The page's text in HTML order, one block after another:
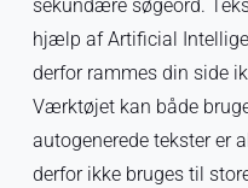
sekundære søgeord.
hjælp af Artificial
derfor rammes din side
Værktøjet kan både
autogenerede tekster er
derfor ikke bruges til